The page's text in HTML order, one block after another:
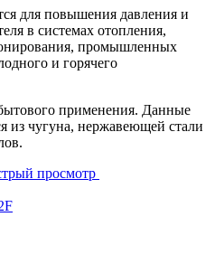
для повышения давления и
в системах отопления,
промышленных
и горячего
применения. Данные
из чугуна, нержавеющей стали
просмотр